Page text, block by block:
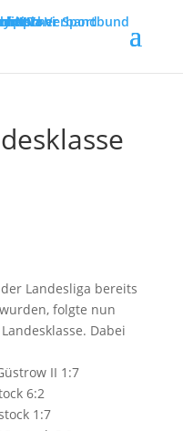
fit!“
mit ToniVerband
Sportbund
MV
Landesliga bereits
folgte nun
Dabei
II 1:7
6:2
1:7